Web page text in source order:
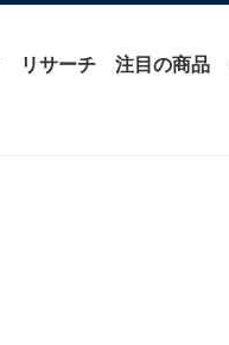
リサーチ 注目の商品